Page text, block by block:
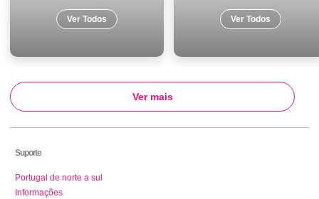
Ver Todos Ver Todos
Ver mais
Suporte
Portugal de norte a sul
Informações